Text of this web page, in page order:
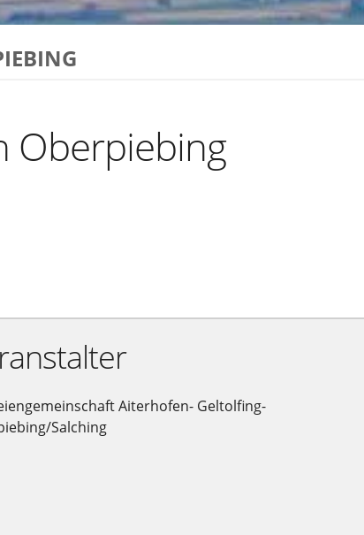
Oberpiebing
Aiterhofen- Geltolfing-
Salching